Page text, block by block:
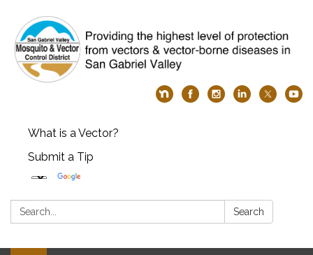
What is a Vector?
Submit a Tip
Search: Search